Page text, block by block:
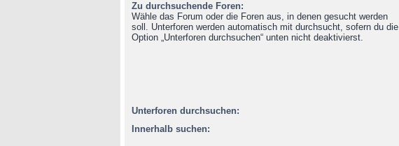
Zu durchsuchende Foren:
Wähle das Forum oder die Foren aus, in denen gesucht werden
soll. Unterforen werden automatisch mit durchsucht, sofern du die
Option „Unterforen durchsuchen“ unten nicht deaktivierst.
Unterforen durchsuchen:
Innerhalb suchen: